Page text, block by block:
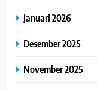
Januari 2026
Desember 2025
November 2025